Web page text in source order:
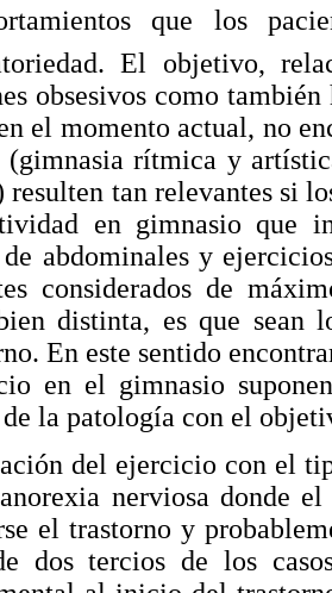
que los
El objetivo,
obsesivos como
el momento actual, no
(gimnasia rítmica y
resulten tan relevantes si
en gimnasio que
de abdominales y
considerados de
distinta, es que sean
En este sentido
en el gimnasio
la patología con el
del ejercicio con el
nerviosa donde
el trastorno y
dos tercios de los